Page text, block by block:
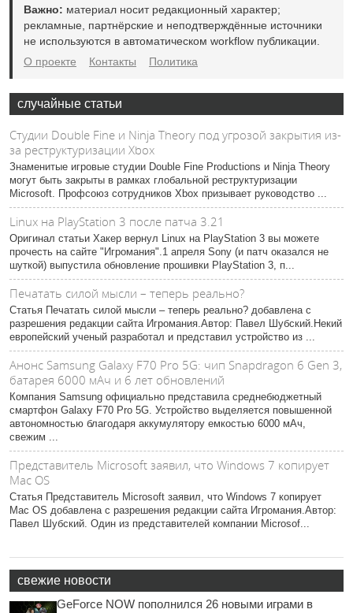
Важно: материал носит редакционный характер;
рекламные, партнёрские и неподтверждённые источники
не используются в автоматическом workflow публикации.
О проекте
Контакты Политика
случайные статьи
Студии Double Fine и Ninja Theory под угрозой закрытия из-
за реструктуризации Xbox
Знаменитые игровые студии Double Fine Productions и Ninja Theory
могут быть закрыты в рамках глобальной реструктуризации
Microsoft. Профсоюз сотрудников Xbox призывает руководство ...
Linux на PlayStation 3 после патча 3.21
Оригинал статьи Хакер вернул Linux на PlayStation 3 вы можете
прочесть на сайте "Игромания".1 апреля Sony (и патч оказался не
шуткой) выпустила обновление прошивки PlayStation 3, п...
Печатать силой мысли – теперь реально?
Статья Печатать силой мысли – теперь реально? добавлена с
разрешения редакции сайта Игромания.Автор: Павел Шубский.Некий
европейский ученый разработал и представил устройство из ...
Анонс Samsung Galaxy F70 Pro 5G: чип Snapdragon 6 Gen 3,
батарея 6000 мАч и 6 лет обновлений
Компания Samsung официально представила среднебюджетный
смартфон Galaxy F70 Pro 5G. Устройство выделяется повышенной
автономностью благодаря аккумулятору емкостью 6000 мАч,
свежим ...
Представитель Microsoft заявил, что Windows 7 копирует
Mac OS
Статья Представитель Microsoft заявил, что Windows 7 копирует
Mac OS добавлена с разрешения редакции сайта Игромания.Автор:
Павел Шубский. Один из представителей компании Microsof...
свежие новости
GeForce NOW пополнился 26 новыми играми в